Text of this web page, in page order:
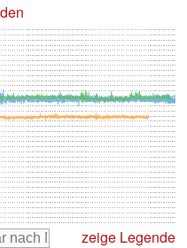
zeige Legende